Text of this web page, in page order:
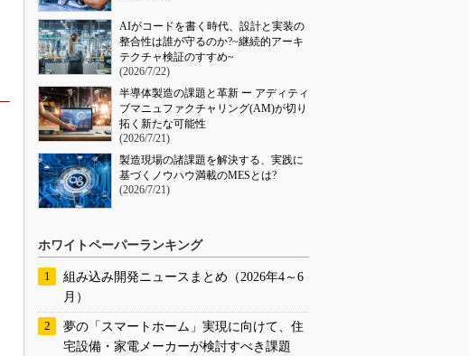
AIがコードを書く時代、設計と実装の
整合性は誰が守るのか?~継続的アーキ
テクチャ検証のすすめ~
(2026/7/22)
半導体製造の課題と革新 ー アディティ
ブマニュファクチャリング(AM)が切り
拓く新たな可能性
(2026/7/21)
製造現場の諸課題を解決する、実践に
基づくノウハウ満載のMESとは?
(2026/7/21)
ホワイトペーパーランキング
組み込み開発ニュースまとめ（2026年4～6
月）
夢の「スマートホーム」実現に向けて、住
宅設備・家電メーカーが検討すべき課題